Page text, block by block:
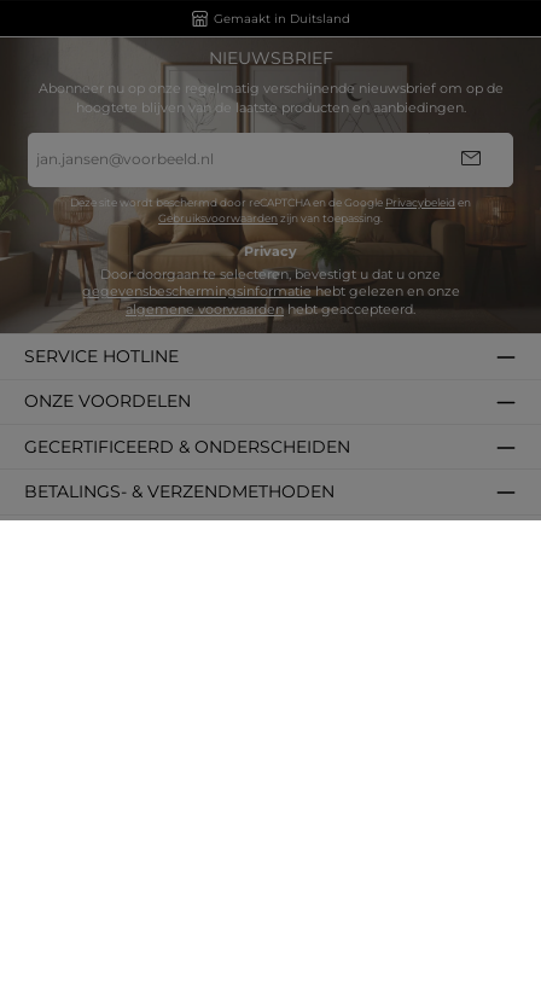
Gemaakt in Duitsland
NIEUWSBRIEF
Abonneer nu op onze regelmatig verschijnende nieuwsbrief om op de
hoogtete blijven van de laatste producten en aanbiedingen.
E-
mailadres
*
Deze site wordt beschermd door reCAPTCHA en de Google Privacybeleid en
Gebruiksvoorwaarden zijn van toepassing.
Privacy
gegevensbeschermingsinformatie
algemene voorwaardenhebt geaccepteerd.
SERVICE HOTLINE
BETALINGS- & VERZENDMETHODEN
GECERTIFICEERD & ONDERSCHEIDEN
ONZE VOORDELEN